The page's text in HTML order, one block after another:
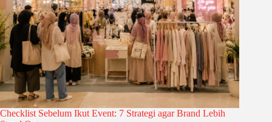
Checklist Sebelum Ikut Event: 7 Strategi agar Brand Lebih